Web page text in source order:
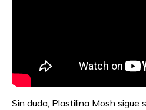
Sin duda, Plastilina Mosh sigue